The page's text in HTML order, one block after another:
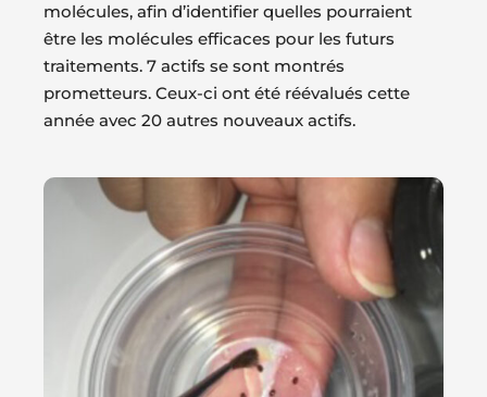
molécules, afin d’identifier quelles pourraient
être les molécules efficaces pour les futurs
traitements. 7 actifs se sont montrés
prometteurs. Ceux-ci ont été réévalués cette
année avec 20 autres nouveaux actifs.